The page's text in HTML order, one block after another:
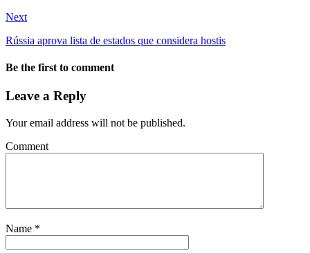
Next
Rússia aprova lista de estados que considera hostis
Be the first to comment
Leave a Reply
Your email address will not be published.
Comment
Name *